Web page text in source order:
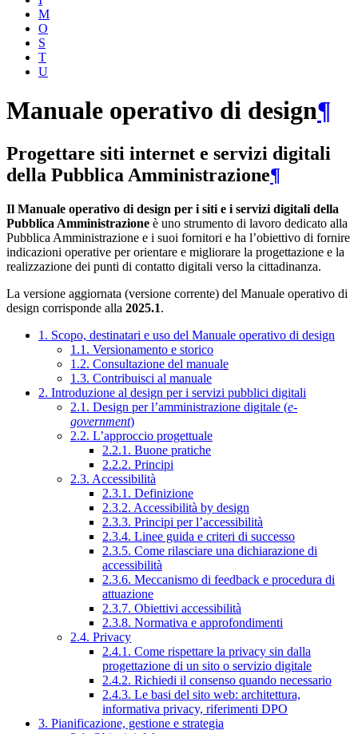
M
O
S
T
U
Manuale operativo di design¶
Progettare siti internet e servizi digitali
della Pubblica Amministrazione¶
Il Manuale operativo di design per i siti e i servizi digitali della
Pubblica Amministrazione è uno strumento di lavoro dedicato alla
Pubblica Amministrazione e i suoi fornitori e ha l’obiettivo di fornire
indicazioni operative per orientare e migliorare la progettazione e la
realizzazione dei punti di contatto digitali verso la cittadinanza.
La versione aggiornata (versione corrente) del Manuale operativo di
design corrisponde alla 2025.1.
1. Scopo, destinatari e uso del Manuale operativo di design
1.1. Versionamento e storico
1.2. Consultazione del manuale
1.3. Contribuisci al manuale
2. Introduzione al design per i servizi pubblici digitali
2.1. Design per l’amministrazione digitale (e-
government)
2.2. L’approccio progettuale
2.2.1. Buone pratiche
2.2.2. Principi
2.3. Accessibilità
2.3.1. Definizione
2.3.2. Accessibilità by design
2.3.3. Principi per l’accessibilità
2.3.4. Linee guida e criteri di successo
2.3.5. Come rilasciare una dichiarazione di
accessibilità
2.3.6. Meccanismo di feedback e procedura di
attuazione
2.3.7. Obiettivi accessibilità
2.3.8. Normativa e approfondimenti
2.4. Privacy
2.4.1. Come rispettare la privacy sin dalla
progettazione di un sito o servizio digitale
2.4.2. Richiedi il consenso quando necessario
2.4.3. Le basi del sito web: architettura,
informativa privacy, riferimenti DPO
3. Pianificazione, gestione e strategia